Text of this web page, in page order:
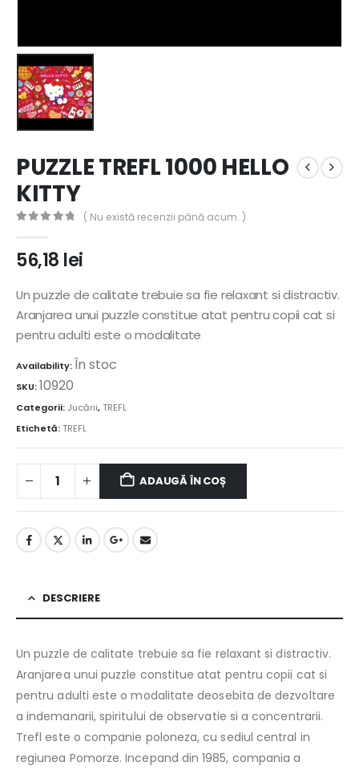
PUZZLE TREFL 1000 HELLO
KITTY
( Nu există recenzii până acum. )
56,18 lei
Un puzzle de calitate trebuie sa fie relaxant si distractiv.
Aranjarea unui puzzle constitue atat pentru copii cat si
pentru adulti este o modalitate
Availability:În stoc
SKU:10920
Categorii:Jucării,TREFL
Etichetă:TREFL
ADAUGĂ ÎN COȘ
DESCRIERE
Un puzzle de calitate trebuie sa fie relaxant si distractiv.
Aranjarea unui puzzle constitue atat pentru copii cat si
pentru adulti este o modalitate deosebita de dezvoltare
a indemanarii, spiritului de observatie si a concentrarii.
Trefl este o companie poloneza, cu sediul central in
regiunea Pomorze. Incepand din 1985, compania a